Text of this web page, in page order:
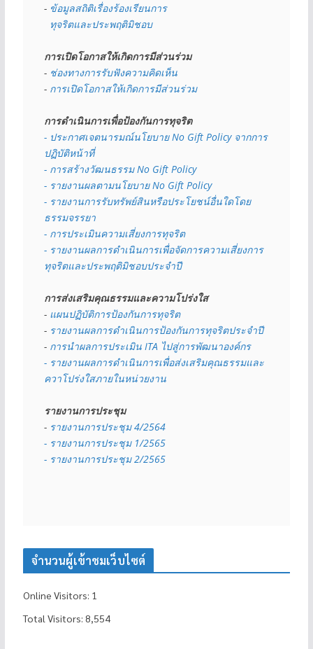
- ข้อมูลสถิติเรื่องร้องเรียนการ
  ทุจริตและประพฤติมิชอบ
การเปิดโอกาสให้เกิดการมีส่วนร่วม
- ช่องทางการรับฟังความคิดเห็น
- การเปิดโอกาสให้เกิดการมีส่วนร่วม
การดำเนินการเพื่อป้องกันการทุจริต
- ประกาศเจตนารมณ์นโยบาย No Gift Policy จากการ
ปฏิบัติหน้าที่
- การสร้างวัฒนธรรม No Gift Policy
- รายงานผลตามนโยบาย No Gift Policy
- รายงานการรับทรัพย์สินหรือประโยชน์อื่นใดโดย
ธรรมจรรยา
- การประเมินความเสี่ยงการทุจริต
- รายงานผลการดำเนินการเพื่อจัดการความเสี่ยงการ
ทุจริตและประพฤติมิชอบประจำปี
การส่งเสริมคุณธรรมและความโปร่งใส
- แผนปฏิบัติการป้องกันการทุจริต
- รายงานผลการดำเนินการป้องกันการทุจริตประจำปี
- การนำผลการประเมิน ITA ไปสู่การพัฒนาองค์กร
- รายงานผลการดำเนินการเพื่อส่งเสริมคุณธรรมและ
ควาโปร่งใสภายในหน่วยงาน
รายงานการประชุม
- รายงานการประชุม 4/2564
- รายงานการประชุม 1/2565
- รายงานการประชุม 2/2565
จำนวนผู้เข้าชมเว็บไซต์
Online Visitors: 1
Total Visitors: 8,554